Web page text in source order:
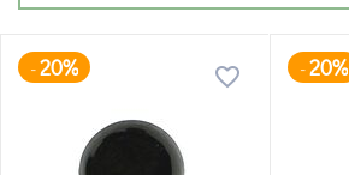
-20% -20%